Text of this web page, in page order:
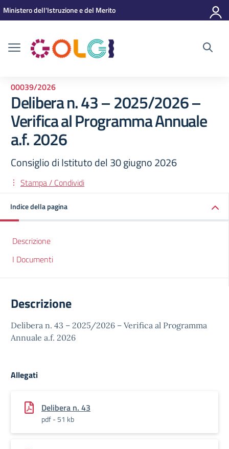
Vai ai contenuti
Vai al menu di navigazione
Vai al footer
Ministero dell'Istruzione e del Merito
00039/2026
Delibera n. 43 – 2025/2026 –
Verifica al Programma Annuale
a.f. 2026
Consiglio di Istituto del 30 giugno 2026
Stampa / Condividi
Indice della pagina
Descrizione
I Documenti
Descrizione
Delibera n. 43 – 2025/2026 – Verifica al Programma
Annuale a.f. 2026
Allegati
Delibera n. 43
pdf - 51 kb